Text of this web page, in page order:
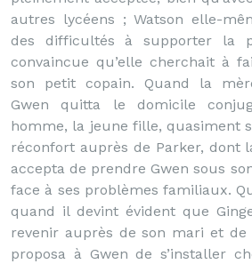
autres lycéens ; Watson elle-
des difficultés à supporter la
convaincue qu’elle cherchait à
son petit copain. Quand la
Gwen quitta le domicile
homme, la jeune fille, quasiment
réconfort auprès de Parker, dont
accepta de prendre Gwen sous
face à ses problèmes familiaux.
quand il devint évident que
revenir auprès de son mari et de
proposa à Gwen de s’installer